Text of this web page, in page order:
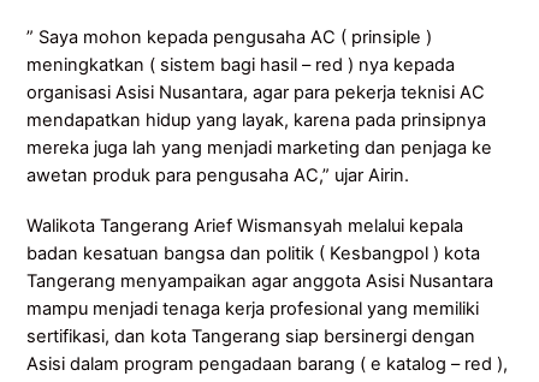
” Saya mohon kepada pengusaha AC ( prinsiple )
meningkatkan ( sistem bagi hasil – red ) nya kepada
organisasi Asisi Nusantara, agar para pekerja teknisi AC
mendapatkan hidup yang layak, karena pada prinsipnya
mereka juga lah yang menjadi marketing dan penjaga ke
awetan produk para pengusaha AC,” ujar Airin.
Walikota Tangerang Arief Wismansyah melalui kepala
badan kesatuan bangsa dan politik ( Kesbangpol ) kota
Tangerang menyampaikan agar anggota Asisi Nusantara
mampu menjadi tenaga kerja profesional yang memiliki
sertifikasi, dan kota Tangerang siap bersinergi dengan
Asisi dalam program pengadaan barang ( e katalog – red ),